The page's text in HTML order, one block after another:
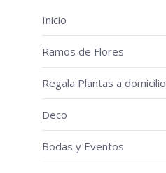
Inicio
Ramos de Flores
Regala Plantas a domicilio
Deco
Bodas y Eventos